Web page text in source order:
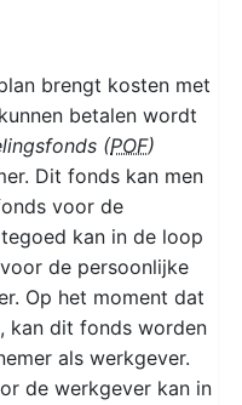
brengt kosten met
betalen wordt
(POF)
Dit fonds kan men
voor de
kan in de loop
de persoonlijke
Op het moment dat
kan dit fonds worden
als werkgever.
de werkgever kan in